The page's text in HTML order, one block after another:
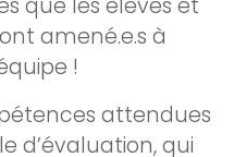
que les élèves et
amené.e.s à
!
attendues
d’évaluation, qui